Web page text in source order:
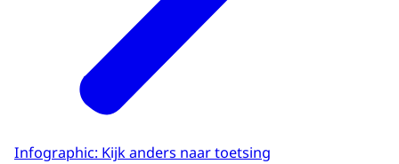
Infographic: Kijk anders naar toetsing